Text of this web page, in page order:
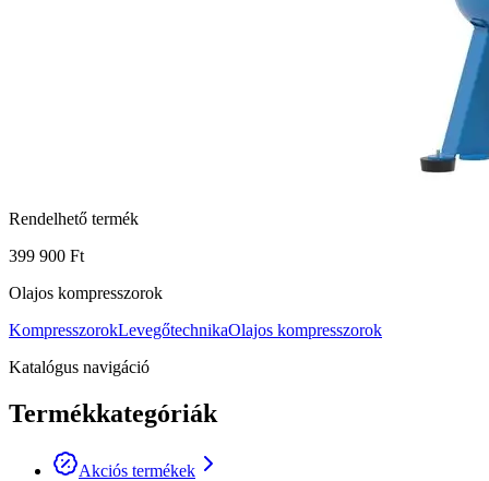
Rendelhető termék
399 900 Ft
Olajos kompresszorok
KompresszorokLevegőtechnikaOlajos kompresszorok
Katalógus navigáció
Termékkategóriák
Akciós termékek